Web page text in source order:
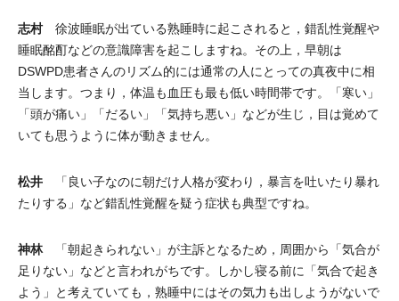
志村徐波睡眠が出ている熟睡時に起こされると，錯乱性覚醒や
睡眠酩酊などの意識障害を起こしますね。その上，早朝は
DSWPD患者さんのリズム的には通常の人にとっての真夜中に相
当します。つまり，体温も血圧も最も低い時間帯です。「寒い」
「頭が痛い」「だるい」「気持ち悪い」などが生じ，目は覚めて
いても思うように体が動きません。
松井 「良い子なのに朝だけ人格が変わり，暴言を吐いたり暴れ
たりする」など錯乱性覚醒を疑う症状も典型ですね。
神林「朝起きられない」が主訴となるため，周囲から「気合が
足りない」などと言われがちです。しかし寝る前に「気合で起き
よう」と考えていても，熟睡中にはその気力も出しようがないで